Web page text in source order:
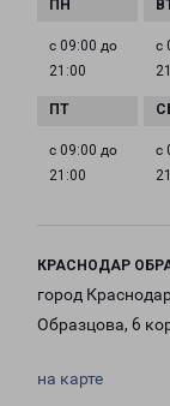
с 09:00 до
21:00
с
с 09:00 до
21:00
с
КРАСНОДАР
город
Образцова, 6
на карте